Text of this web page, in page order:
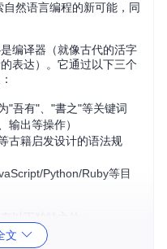
然语言编程的新可能，同
编译器（就像古代的活字
表达）。它通过以下三个
"吾有"、"書之"等关键词
输出等操作）
古籍启发设计的语法规
Python/Ruby等目
文